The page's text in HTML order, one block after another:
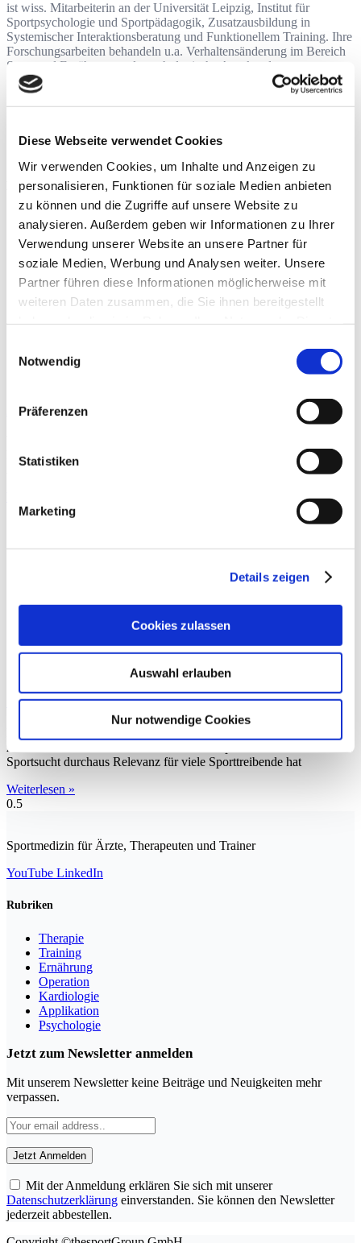
Diese Webseite verwendet Cookies
Wir verwenden Cookies, um Inhalte und Anzeigen zu
personalisieren, Funktionen für soziale Medien anbieten
zu können und die Zugriffe auf unsere Website zu
analysieren. Außerdem geben wir Informationen zu Ihrer
Verwendung unserer Website an unsere Partner für
soziale Medien, Werbung und Analysen weiter. Unsere
Partner führen diese Informationen möglicherweise mit
weiteren Daten zusammen, die Sie ihnen bereitgestellt
Notwendig
Präferenzen
Statistiken
Marketing
Details zeigen
Cookies zulassen
Auswahl erlauben
Nur notwendige Cookies
ist wiss. Mitarbeiterin an der Universität Leipzig, Institut für
Sportpsychologie und Sportpädagogik, Zusatzausbildung in
Systemischer Interaktionsberatung und Funktionellem Training. Ihre
Forschungsarbeiten behandeln u.a. Verhaltensänderung im Bereich
Sport und Ernährung und psychologische Aspekte des
Sporttreibens.
Beiträge
2STEPS4HEALTH
Bild des oder der mental und körperlich starken und erfolgreichen
Athlet:in vermittelt. Nur selten
Sportsucht
zunächst mit einem Stirnrunzeln oder mit Spöttelei. Dass das Thema
Sportsucht durchaus Relevanz für viele Sporttreibende hat
Weiterlesen »
Sportmedizin für Ärzte, Therapeuten und Trainer
YouTube LinkedIn
Rubriken
Therapie
Training
Ernährung
Operation
Kardiologie
Applikation
Psychologie
Jetzt zum Newsletter anmelden
Mit unserem Newsletter keine Beiträge und Neuigkeiten mehr
verpassen.
Mit der Anmeldung erklären Sie sich mit unserer
Datenschutzerklärung einverstanden. Sie können den Newsletter
jederzeit abbestellen.